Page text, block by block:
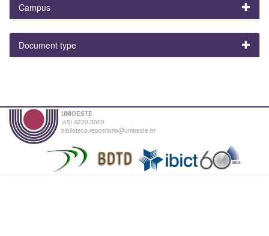
Campus
Document type
UNIOESTE
(45) 3220-3000
biblioteca.repositorio@unioeste.br